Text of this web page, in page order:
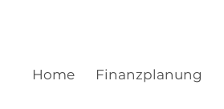
Home Finanzplanung